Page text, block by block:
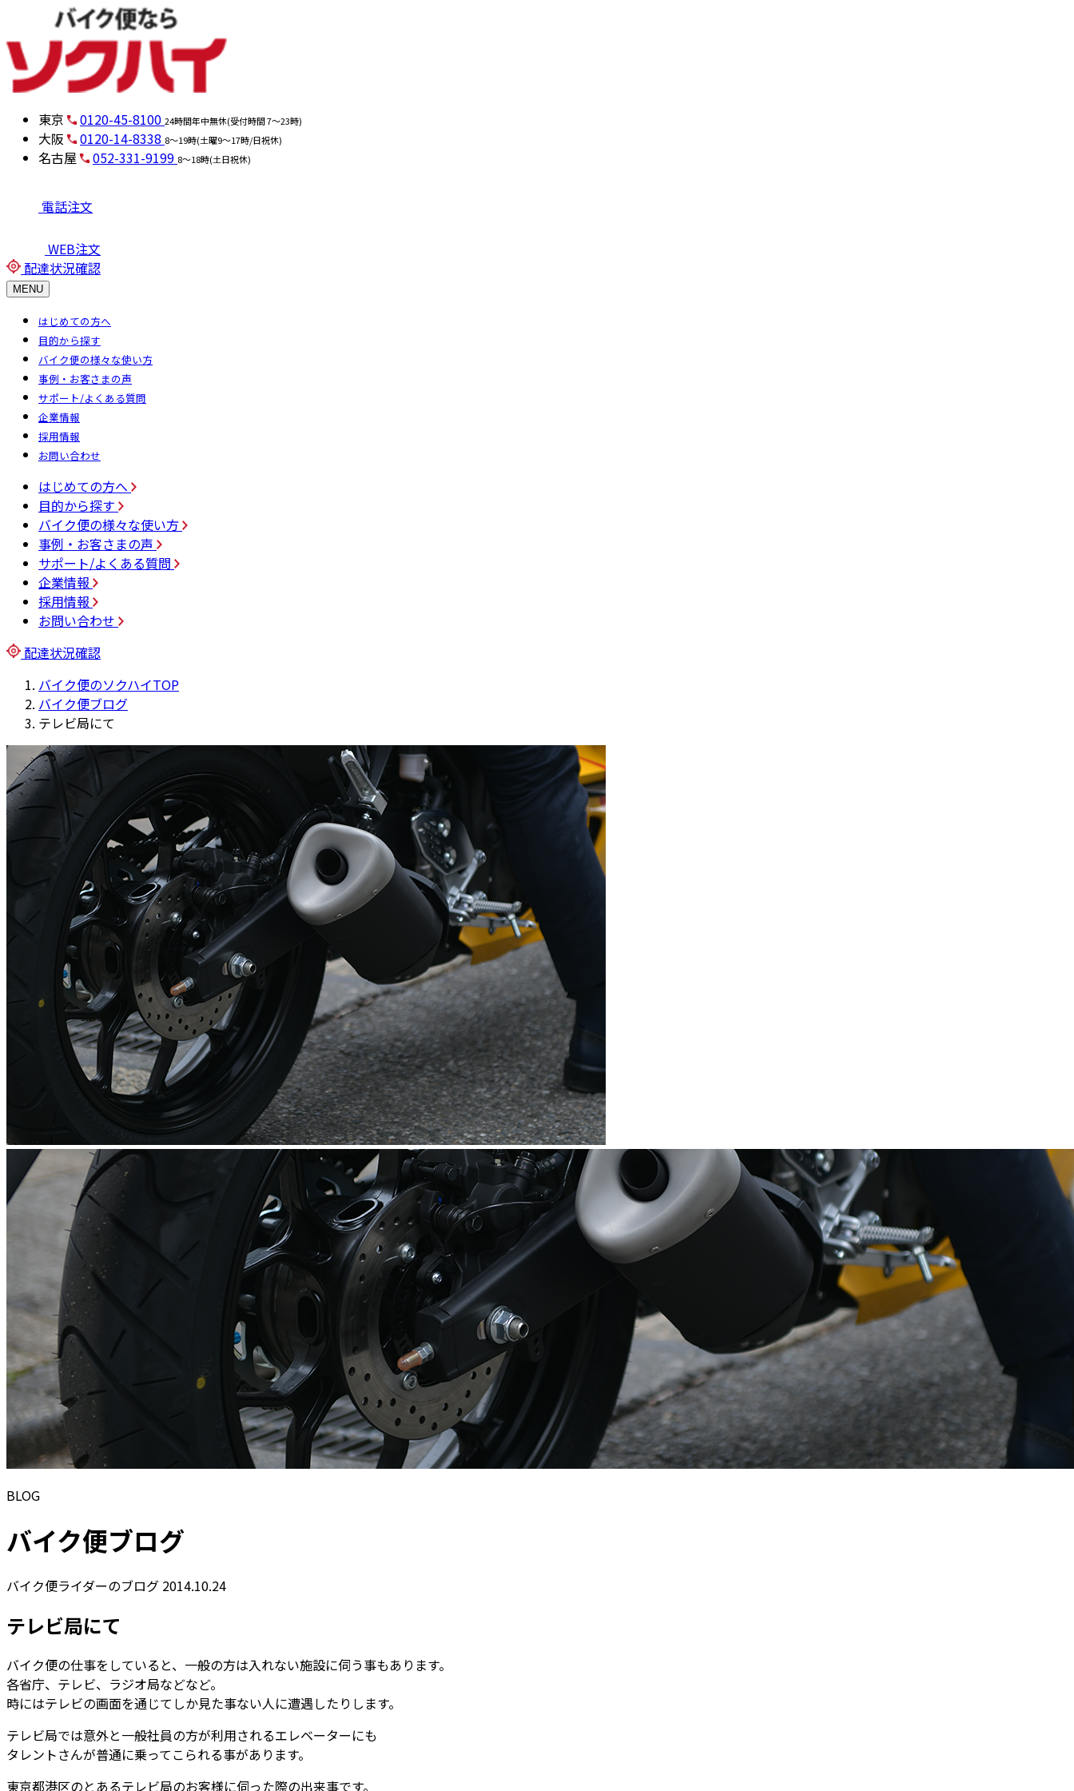
東京 0120-45-8100 24時間年中無休(受付時間 7～23時)
大阪 0120-14-8338 8～19時(土曜9～17時/日祝休)
名古屋 052-331-9199 8～18時(土日祝休)
電話注文
WEB注文
配達状況確認
MENU
はじめての方へ
目的から探す
バイク便の様々な使い方
事例・お客さまの声
サポート/よくある質問
企業情報
採用情報
お問い合わせ
はじめての方へ
目的から探す
バイク便の様々な使い方
事例・お客さまの声
サポート/よくある質問
企業情報
採用情報
お問い合わせ
配達状況確認
バイク便のソクハイTOP
バイク便ブログ
テレビ局にて
BLOG
バイク便ブログ
バイク便ライダーのブログ 2014.10.24
テレビ局にて
バイク便の仕事をしていると、一般の方は入れない施設に伺う事もあります。
各省庁、テレビ、ラジオ局などなど。
時にはテレビの画面を通じてしか見た事ない人に遭遇したりします。
テレビ局では意外と一般社員の方が利用されるエレベーターにも
タレントさんが普通に乗ってこられる事があります。
東京都港区のとあるテレビ局のお客様に伺った際の出来事です。